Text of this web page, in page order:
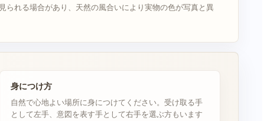
られる場合があり、天然の風合いにより実物の色が写真と異
身につけ方
自然で心地よい場所に身につけてください。受け取る手
として左手、意図を表す手として右手を選ぶ方もいます